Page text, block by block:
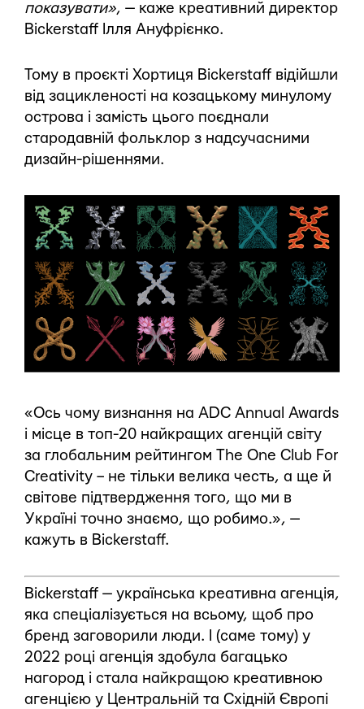
показувати», — каже креативний директор
Bickerstaff Ілля Ануфрієнко.
Тому в проєкті Хортиця Bickerstaff відійшли
від зацикленості на козацькому минулому
острова і замість цього поєднали
стародавній фольклор з надсучасними
дизайн-рішеннями.
«Ось чому визнання на ADC Annual Awards
і місце в топ-20 найкращих агенцій світу
за глобальним рейтингом The One Сlub For
Creativity – не тільки велика честь, а ще й
світове підтвердження того, що ми в
Україні точно знаємо, що робимо.», —
кажуть в Bickerstaff.
Bickerstaff — українська креативна агенція,
яка спеціалізується на всьому, щоб про
бренд заговорили люди. І (саме тому) у
2022 році агенція здобула багацько
нагород і стала найкращою креативною
агенцією у Центральній та Східній Європі